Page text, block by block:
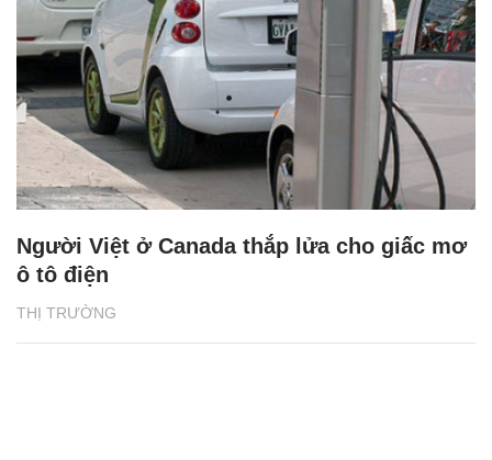
THỊ TRƯỜNG
Người Việt ở Canada thắp lửa cho giấc mơ
ô tô điện